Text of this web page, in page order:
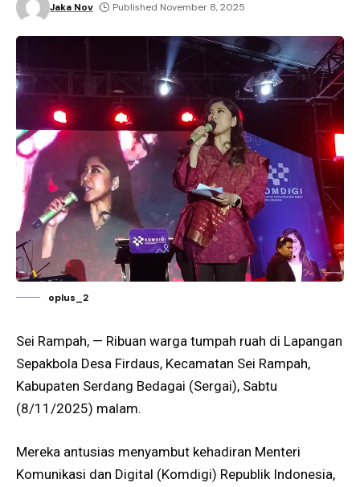
Jaka Nov Published November 8, 2025
oplus_2
Sei Rampah, — Ribuan warga tumpah ruah di Lapangan
Sepakbola Desa Firdaus, Kecamatan Sei Rampah,
Kabupaten Serdang Bedagai (Sergai), Sabtu
(8/11/2025) malam.
Mereka antusias menyambut kehadiran Menteri
Komunikasi dan Digital (Komdigi) Republik Indonesia,